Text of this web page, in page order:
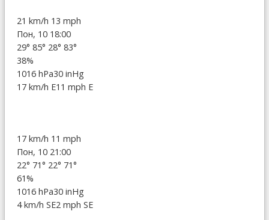
21 km/h 13 mph
Пон, 10 18:00
29° 85° 28° 83°
38%
1016 hPa30 inHg
17 km/h E11 mph E
17 km/h 11 mph
Пон, 10 21:00
22° 71° 22° 71°
61%
1016 hPa30 inHg
4 km/h SE2 mph SE